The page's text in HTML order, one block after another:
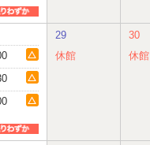
29
休館
30
休館